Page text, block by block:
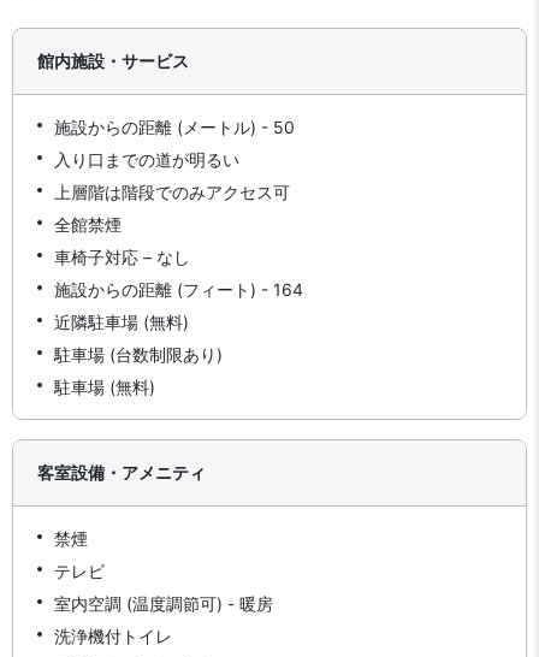
館内施設・サービス
施設からの距離 (メートル) - 50
入り口までの道が明るい
上層階は階段でのみアクセス可
全館禁煙
車椅子対応 – なし
施設からの距離 (フィート) - 164
近隣駐車場 (無料)
駐車場 (台数制限あり)
駐車場 (無料)
客室設備・アメニティ
禁煙
テレビ
室内空調 (温度調節可) - 暖房
洗浄機付トイレ